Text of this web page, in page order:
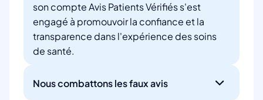
son compte Avis Patients Vérifiés s'est
engagé à promouvoir la confiance et la
transparence dans l'expérience des soins
de santé.
Nous combattons les faux avis